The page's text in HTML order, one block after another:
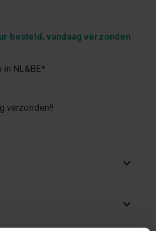
besteld, vandaag verzonden
in NL&BE*
verzonden!!